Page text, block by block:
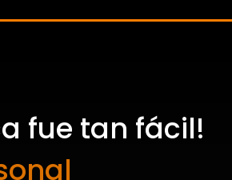
fue tan fácil!